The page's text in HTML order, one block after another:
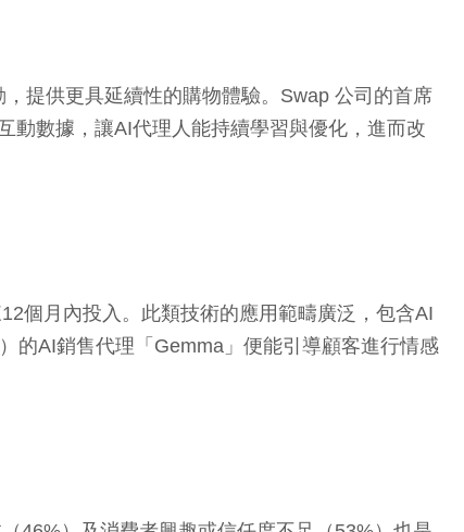
提供更具延續性的購物體驗。Swap 公司的首席
動數據，讓AI代理人能持續學習與優化，進而改
個月內投入。此類技術的應用範疇廣泛，包含AI
的AI銷售代理「Gemma」便能引導顧客進行情感